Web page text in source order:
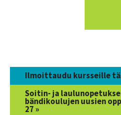
Ilmoittaudu kursseille
Soitin- ja
bändikoulujen uusien
27 »